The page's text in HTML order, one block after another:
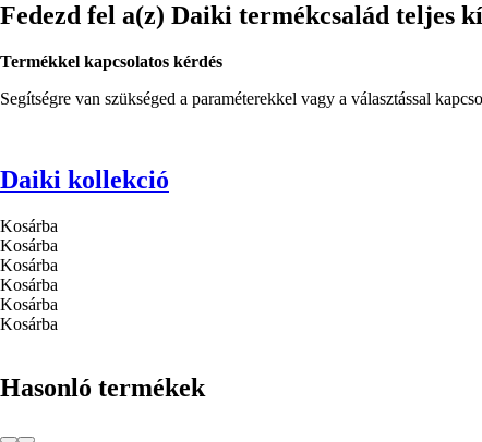
Fedezd fel a(z) Daiki termékcsalád teljes
Termékkel kapcsolatos kérdés
Segítségre van szükséged a paraméterekkel vagy a választással
Daiki kollekció
Kosárba
Kosárba
Kosárba
Kosárba
Kosárba
Kosárba
Hasonló termékek